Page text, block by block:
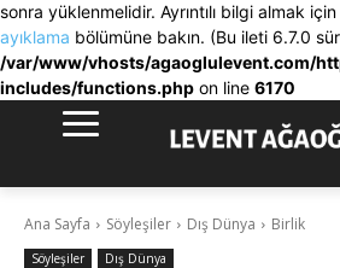
sonra yüklenmelidir. Ayrıntılı bilgi almak
ayıklama bölümüne bakın. (Bu ileti 6.7.0
/var/www/vhosts/agaoglulevent.com/
includes/functions.php on line 6170
Ana Sayfa Söyleşiler Dış Dünya Birlik
Söyleşiler Dış Dünya